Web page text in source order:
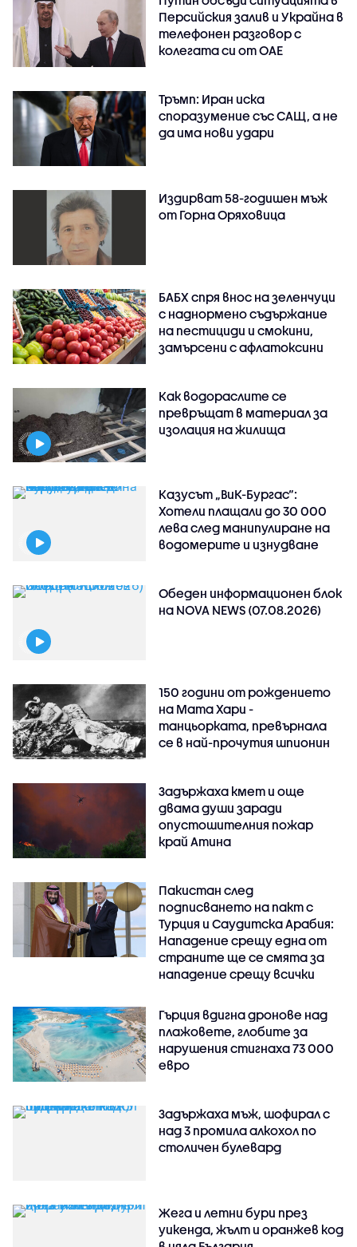
Персийския залив и Украйна в
телефонен разговор с
колегата си от ОАЕ
Тръмп: Иран иска
споразумение със САЩ, а не
да има нови удари
Издирват 58-годишен мъж
от Горна Оряховица
БАБХ спря внос на зеленчуци
с наднормено съдържание
на пестициди и смокини,
замърсени с афлатоксини
Как водораслите се
превръщат в материал за
изолация на жилища
Казусът „ВиК-Бургас“:
Хотели плащали до 30 000
лева след манипулиране на
водомерите и изнудване
Обеден информационен блок
на NOVA NEWS (07.08.2026)
150 години от рождението
на Мата Хари -
танцьорката, превърнала
се в най-прочутия шпионин
Задържаха кмет и още
двама души заради
опустошителния пожар
край Атина
Пакистан след
подписването на пакт с
Турция и Саудитска Арабия:
Нападение срещу една от
страните ще се смята за
нападение срещу всички
Гърция вдигна дронове над
плажовете, глобите за
нарушения стигнаха 73 000
евро
Задържаха мъж, шофирал с
над 3 промила алкохол по
столичен булевард
Жега и летни бури през
уикенда, жълт и оранжев код